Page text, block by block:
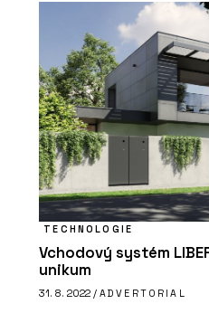
TECHNOLOGIE
Vchodový systém
unikum
31. 8. 2022 / ADVERTORIAL